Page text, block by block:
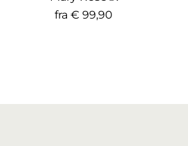
fra€ 99,90